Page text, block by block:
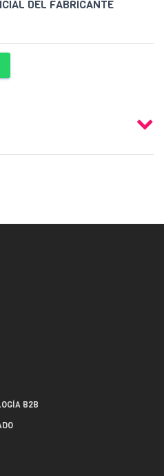
DEL FABRICANTE
B2B